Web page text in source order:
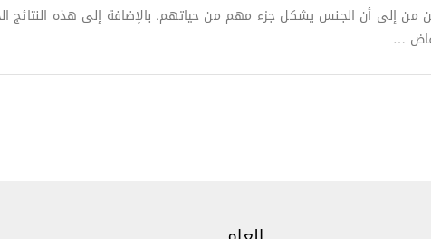
من إلى أن الجنس يشكل جزء مهم من حياتهم. بالإضافة إلى هذه النتائج
…